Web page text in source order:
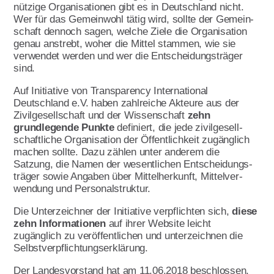
Qualitätsmanagement
Umwelt- und
Nachhaltigkeitsmanagement
Referat Finanzen
Über uns
Initiative Transparente
Zivilgesellschaft
Verbandsinformationen
Vorstand
Grundsatzprogramm
Satzung
nützige Or­ga­nisation­en gibt es in Deutsch­land nicht.
Wer für das Ge­mein­wohl tätig wird, sollte der Ge­mein­
schaft dennoch sagen, welche Ziele die Organisation
genau anstrebt, woher die Mittel stammen, wie sie
verwendet werden und wer die Ent­schei­dungs­träger
sind.
Auf Initiative von Transparency International
Deutschland e.V. haben zahlreiche Akteure aus der
Zivil­gesell­schaft und der Wissenschaft zehn
grundlegende Punktedefiniert, die jede zivil­gesell­
schaftliche Organisation der Öffentlich­keit zugänglich
machen sollte. Dazu zählen unter anderem die
Satzung, die Namen der wesentlichen Entscheidungs­
träger sowie Angaben über Mittelherkunft, Mittel­ver­
wendung und Personalstruktur.
Die Unterzeichner der Initiative verpflichten sich, diese
zehn Informationenauf ihrer Website leicht
zugänglich zu ver­öffent­lichen und unterzeichnen die
Selbst­ver­pflichtungs­er­klärung.
Der Landesvorstand hat am 11.06.2018 beschlossen,